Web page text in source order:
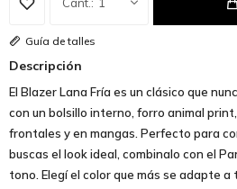
Guía de talles
Descripción
El Blazer Lana Fría es un clásico que
con un bolsillo interno, forro animal
frontales y en mangas. Perfecto para
buscas el look ideal, combinalo con el
tono. Elegí el color que más se adapte a